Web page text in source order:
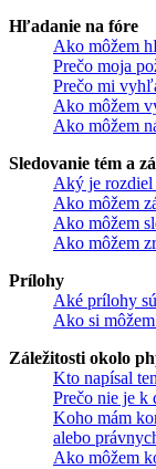
Hľadanie na fóre
Ako môžem
Prečo moja
Prečo mi
Ako môžem
Ako môžem
Sledovanie tém a
Aký je rozdiel
Ako môžem
Ako môžem
Ako môžem
Prílohy
Aké prílohy
Ako si
Záležitosti okolo
Kto napísal
Prečo nie je
Koho mám
alebo
Ako môžem